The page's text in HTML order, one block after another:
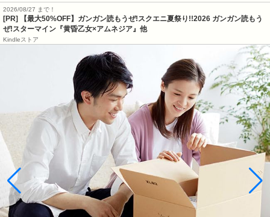
2026/08/27 まで！
[PR]
【最大50%OFF】ガンガン読もうぜ!スクエニ夏祭り!!2026 ガンガン読もう
ぜ!スターマイン『黄昏乙女×アムネジア』他
Kindleストア